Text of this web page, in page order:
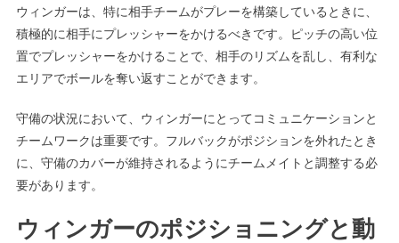
ウィンガーは、特に相手チームがプレーを構築しているときに、
積極的に相手にプレッシャーをかけるべきです。ピッチの高い位
置でプレッシャーをかけることで、相手のリズムを乱し、有利な
エリアでボールを奪い返すことができます。
守備の状況において、ウィンガーにとってコミュニケーションと
チームワークは重要です。フルバックがポジションを外れたとき
に、守備のカバーが維持されるようにチームメイトと調整する必
要があります。
ウィンガーのポジショニングと動